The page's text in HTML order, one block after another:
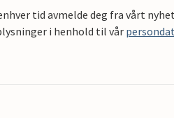
tid avmelde deg fra vårt
i henhold til vår